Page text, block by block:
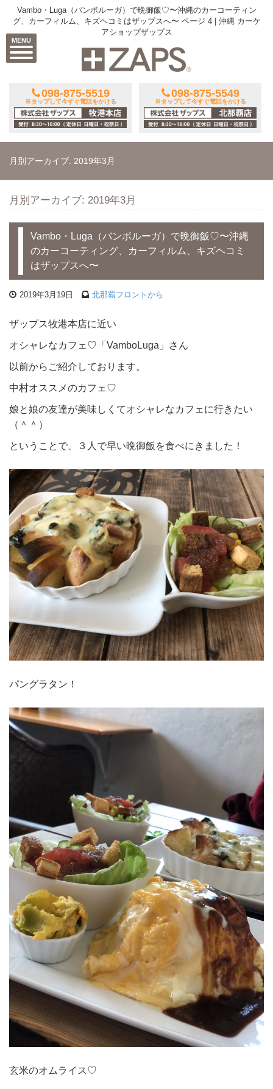
MENU
Vambo・Luga（バンボルーガ）で晩御飯♡〜沖縄のカーコーティン
グ、カーフィルム、キズヘコミはザップスへ〜 ページ 4 | 沖縄 カーケ
アショップザップス
098-875-5519
※タップして今すぐ電話をかける
098-875-5549
※タップして今すぐ電話をかける
月別アーカイブ: 2019年3月
月別アーカイブ: 2019年3月
Vambo・Luga（バンボルーガ）で晩御飯♡〜沖縄
のカーコーティング、カーフィルム、キズヘコミ
はザップスへ〜
2019年3月19日 北那覇フロントから
ザップス牧港本店に近い
オシャレなカフェ♡「VamboLuga」さん
以前からご紹介しております。
中村オススメのカフェ♡
娘と娘の友達が美味しくてオシャレなカフェに行きたい
（＾＾）
ということで、３人で早い晩御飯を食べにきました！
パングラタン！
玄米のオムライス♡